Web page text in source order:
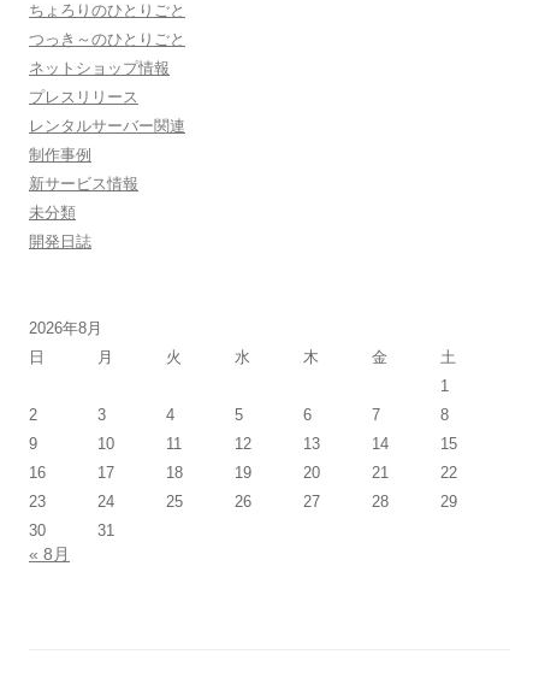
ちょろりのひとりごと
つっき～のひとりごと
ネットショップ情報
プレスリリース
レンタルサーバー関連
制作事例
新サービス情報
未分類
開発日誌
2026年8月
日
月 火 水 木 金
土
1
2
3 4 5 6 7
8
9
10 11 12 13 14
15
16
17 18 19 20 21
22
23
24 25 26 27 28
29
30
31
« 8月